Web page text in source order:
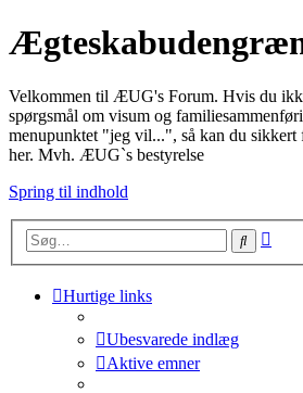
Velkommen til ÆUG's Forum. Hvis du
spørgsmål om visum og
menupunktet "jeg vil...", så kan du sikkert
her. Mvh. ÆUG`s bestyrelse
Spring til indhold
Søg
Hurtige links
Ubesvarede indlæg
Aktive emner